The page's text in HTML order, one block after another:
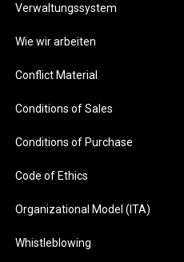
Verwaltungssystem
Wie wir arbeiten
Conflict Material
Conditions of Sales
Conditions of Purchase
Code of Ethics
Organizational Model (ITA)
Whistleblowing